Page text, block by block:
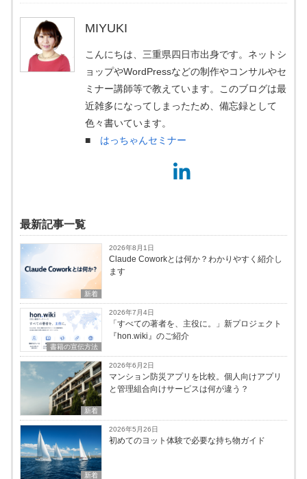
MIYUKI
こんにちは、三重県四日市出身です。ネットシ
ョップやWordPressなどの制作やコンサルやセ
ミナー講師等で教えています。このブログは最
近雑多になってしまったため、備忘録として
色々書いています。
■ はっちゃんセミナー
最新記事一覧
新着
2026年8月1日
Claude Coworkとは何か？わかりやすく紹介し
ます
書籍の宣伝方法
2026年7月4日
「すべての著者を、主役に。」新プロジェクト
『hon.wiki』のご紹介
新着
2026年6月2日
マンション防災アプリを比較。個人向けアプリ
と管理組合向けサービスは何が違う？
新着
2026年5月26日
初めてのヨット体験で必要な持ち物ガイド